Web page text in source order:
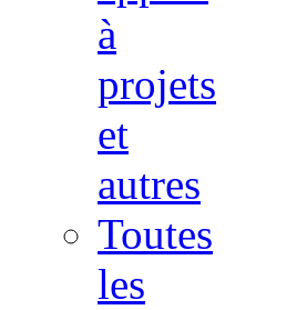
à
projets
et
autres
Toutes
les